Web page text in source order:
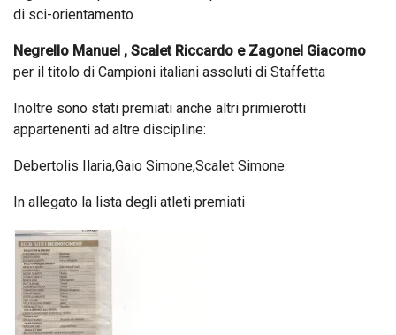
di sci-orientamento
Negrello Manuel , Scalet Riccardo e Zagonel Giacomo
per il titolo di Campioni italiani assoluti di Staffetta
Inoltre sono stati premiati anche altri primierotti
appartenenti ad altre discipline:
Debertolis Ilaria,Gaio Simone,Scalet Simone.
In allegato la lista degli atleti premiati